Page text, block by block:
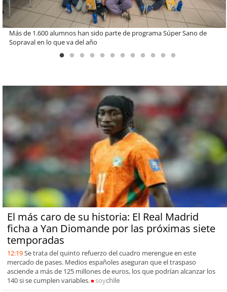
Miguel Palacios asume la presidencia de Magallanes Puerto
Sostenible con foco en la vinculación ciudadana
El más caro de su historia: El Real Madrid
ficha a Yan Diomande por las próximas siete
temporadas
12:19Se trata del quinto refuerzo del cuadro merengue en este
mercado de pases. Medios españoles aseguran que el traspaso
asciende a más de 125 millones de euros, los que podrían alcanzar los
140 si se cumplen variables.
soychile